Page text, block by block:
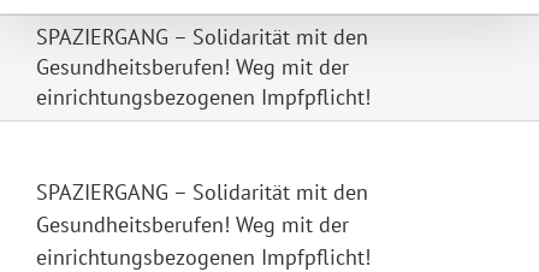
SPAZIERGANG – Solidarität mit den
Gesundheitsberufen! Weg mit der
einrichtungsbezogenen Impfpflicht!
SPAZIERGANG – Solidarität mit den
Gesundheitsberufen! Weg mit der
einrichtungsbezogenen Impfpflicht!